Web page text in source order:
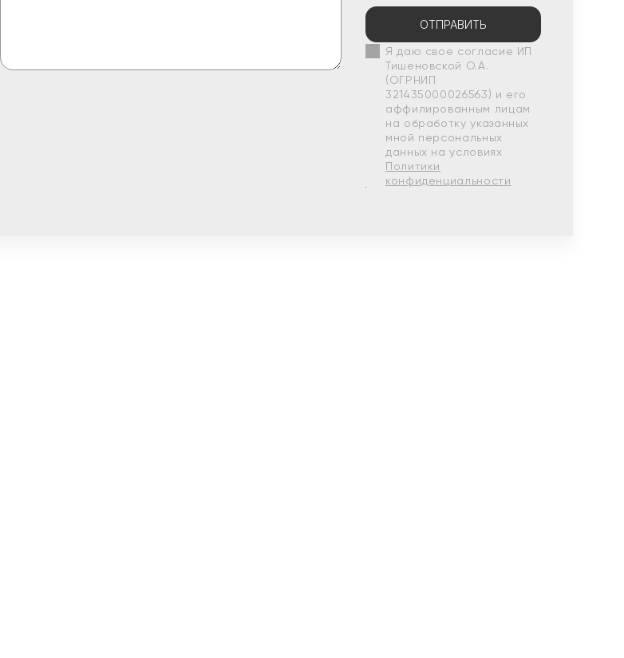
ОТПРАВИТЬ
Я даю свое согласие ИП
Тишеновской О.А.
(ОГРНИП
321435000026563) и его
аффилированным лицам
на обработку указанных
мной персональных
данных на условиях
Политики
конфиденциальности